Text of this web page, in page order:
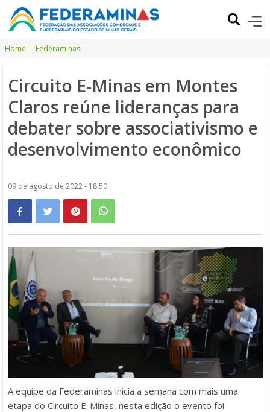
Home Federaminas
Circuito E-Minas em Montes
Claros reúne lideranças para
debater sobre associativismo e
desenvolvimento econômico
09 de agosto de 2022 - 18:50
A equipe da Federaminas inicia a semana com mais uma
etapa do Circuito E-Minas, nesta edição o evento foi